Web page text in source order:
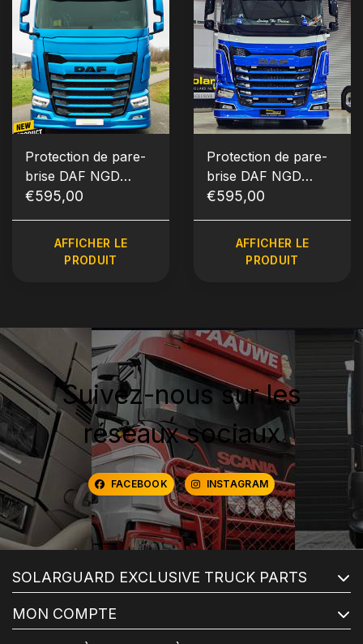
Protection de pare-
brise DAF NGD
XF/XG/XG+
€595,00
AFFICHER LE
PRODUIT
Protection de pare-
brise DAF NGD
XF/XG/XG+
€595,00
AFFICHER LE
PRODUIT
Suivez-nous sur les
réseaux sociaux
FACEBOOK INSTAGRAM
SOLARGUARD EXCLUSIVE TRUCK PARTS
MON COMPTE